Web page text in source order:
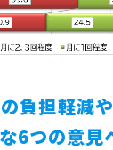
負担軽減
6つの意見